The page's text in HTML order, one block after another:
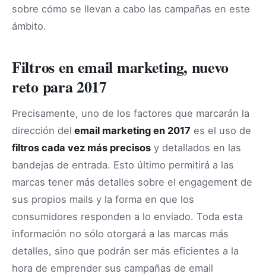
sobre cómo se llevan a cabo las campañas en este
ámbito.
Filtros en email marketing, nuevo
reto para 2017
Precisamente, uno de los factores que marcarán la
dirección del email marketing en 2017 es el uso de
filtros cada vez más precisos y detallados en las
bandejas de entrada. Esto último permitirá a las
marcas tener más detalles sobre el engagement de
sus propios mails y la forma en que los
consumidores responden a lo enviado. Toda esta
información no sólo otorgará a las marcas más
detalles, sino que podrán ser más eficientes a la
hora de emprender sus campañas de email